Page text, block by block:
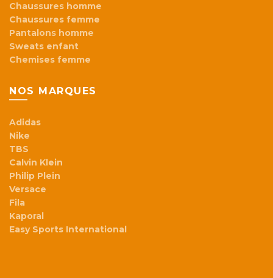
Chaussures homme
Chaussures femme
Pantalons homme
Sweats enfant
Chemises femme
NOS MARQUES
Adidas
Nike
TBS
Calvin Klein
Philip Plein
Versace
Fila
Kaporal
Easy Sports International